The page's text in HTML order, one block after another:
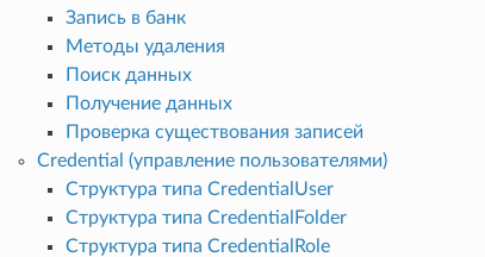
Запись в банк
Методы удаления
Поиск данных
Получение данных
Проверка существования записей
Credential (управление пользователями)
Структура типа CredentialUser
Структура типа CredentialFolder
Структура типа CredentialRole